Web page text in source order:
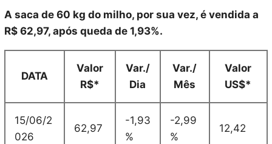
A saca de 60 kg do milho, por sua vez, é vendida a
R$ 62,97, após queda de 1,93%.
DATA
Valor
R$*
Var./
Dia
Var./
Mês
Valor
US$*
15/06/2
026
62,97
-1,93
%
-2,99
%
12,42